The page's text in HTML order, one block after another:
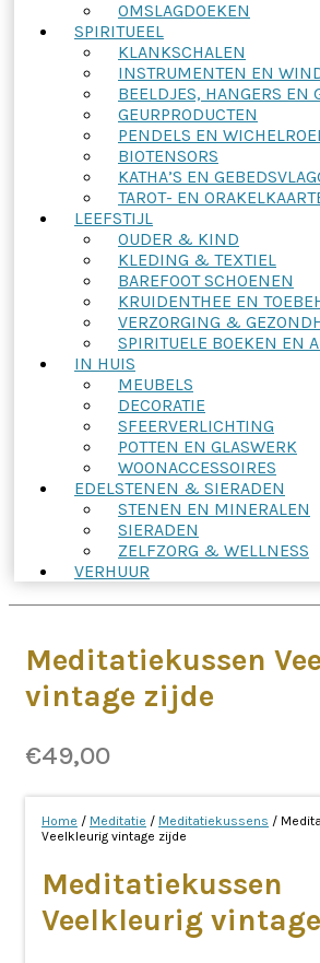
OMSLAGDOEKEN
SPIRITUEEL
KLANKSCHALEN
INSTRUMENTEN EN
BEELDJES, HANGERS EN
GEURPRODUCTEN
PENDELS EN
BIOTENSORS
KATHA’S EN
TAROT- EN
LEEFSTIJL
OUDER & KIND
KLEDING & TEXTIEL
BAREFOOT SCHOENEN
KRUIDENTHEE EN
VERZORGING &
SPIRITUELE BOEKEN EN
IN HUIS
MEUBELS
DECORATIE
SFEERVERLICHTING
POTTEN EN GLASWERK
WOONACCESSOIRES
EDELSTENEN & SIERADEN
STENEN EN MINERALEN
SIERADEN
ZELFZORG & WELLNESS
VERHUUR
Meditatiekussen
vintage zijde
€49,00
Home / Meditatie / Meditatiekussens /
Veelkleurig vintage zijde
Meditatiekussen
Veelkleurig